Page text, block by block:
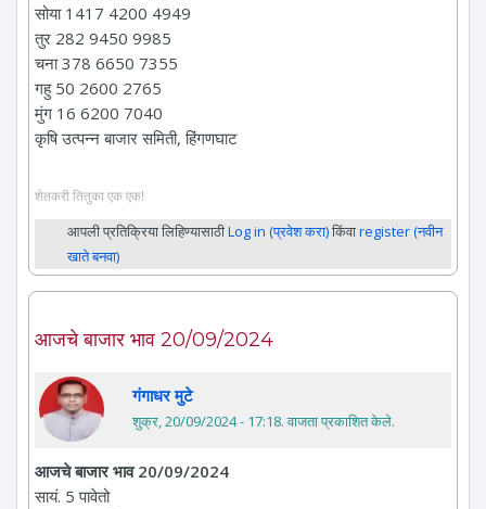
सोया 1417 4200 4949
तुर 282 9450 9985
चना 378 6650 7355
गहु 50 2600 2765
मुंग 16 6200 7040
कृषि उत्पन्न बाजार समिती, हिंगणघाट
शेतकरी तितुका एक एक!
आपली प्रतिक्रिया लिहिण्यासाठीLog in (प्रवेश करा)किंवाregister (नवीन
खाते बनवा)
आजचे बाजार भाव 20/09/2024
गंगाधर मुटे
शुक्र, 20/09/2024 - 17:18. वाजता प्रकाशित केले.
आजचे बाजार भाव 20/09/2024
सायं. 5 पावेतो